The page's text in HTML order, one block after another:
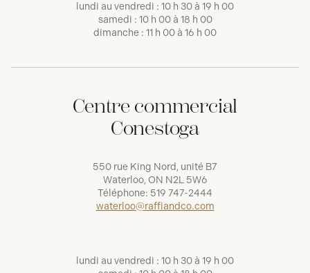
lundi au vendredi : 10 h 30 à 19 h 00
samedi : 10 h 00 à 18 h 00
dimanche : 11 h 00 à 16 h 00
Centre commercial
Conestoga
550 rue King Nord, unité B7
Waterloo, ON N2L 5W6
Téléphone: 519 747-2444
waterloo@raffiandco.com
lundi au vendredi : 10 h 30 à 19 h 00